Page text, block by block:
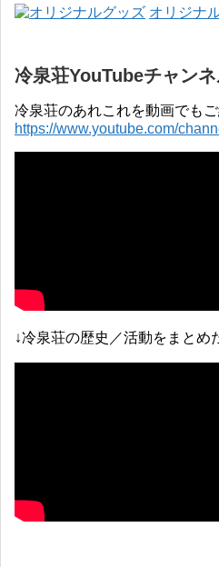
オリジナ
冷泉荘YouTubeチャン
冷泉荘のあれこれを動画でも
https://www.youtube.com/
↓冷泉荘の歴史／活動をまとめ